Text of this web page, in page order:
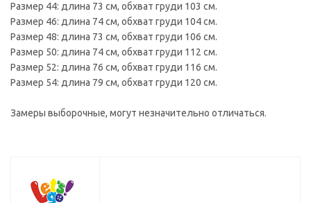
Размер 44: длина 73 см, обхват груди 103 см.
Размер 46: длина 74 см, обхват груди 104 см.
Размер 48: длина 73 см, обхват груди 106 см.
Размер 50: длина 74 см, обхват груди 112 см.
Размер 52: длина 76 см, обхват груди 116 см.
Размер 54: длина 79 см, обхват груди 120 см.
Замеры выборочные, могут незначительно отличаться.